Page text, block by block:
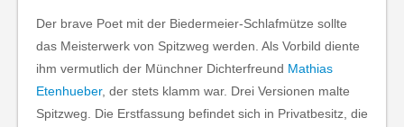
Der brave Poet mit der Biedermeier-Schlafmütze sollte
das Meisterwerk von Spitzweg werden. Als Vorbild diente
ihm vermutlich der Münchner Dichterfreund Mathias
Etenhueber, der stets klamm war. Drei Versionen malte
Spitzweg. Die Erstfassung befindet sich in Privatbesitz, die